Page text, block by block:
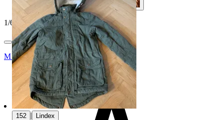
1/6
Movemista
152 | Lindex